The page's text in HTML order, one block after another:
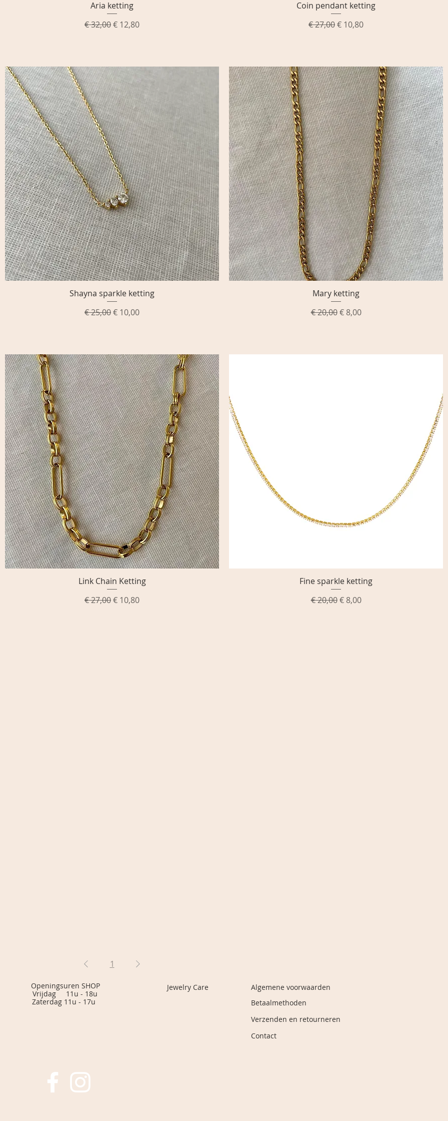
Snel overzicht
Aria ketting
Normale prijs
€ 32,00Verkoopprijs
€ 12,80
Snel overzicht
Coin pendant ketting
Normale prijs
€ 27,00Verkoopprijs
€ 10,80
Snel overzicht
Shayna sparkle ketting
Normale prijs
€ 25,00Verkoopprijs
€ 10,00
Snel overzicht
Mary ketting
Normale prijs
€ 20,00 Verkoopprijs
€ 8,00
Snel overzicht
Link Chain Ketting
Normale prijs
€ 27,00Verkoopprijs
€ 10,80
Snel overzicht
Fine sparkle ketting
Normale prijs
€ 20,00 Verkoopprijs
€ 8,00
1
Jewelry Care
SHOP
11u - 18u
11u - 17u
Algemene voorwaarden
Betaalmethoden
Verzenden en retourneren
Contact